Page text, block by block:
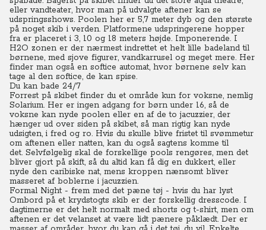
eller vandteater, hvor man på udvalgte aftener kan se
udspringsshows. Poolen her er 5,7 meter dyb og den største
på noget skib i verden. Platformene udspringerene hopper
fra er placeret i 3, 10 og 18 meters højde. Imponerende. I
H2O zonen er der nærmest indrettet et helt lille badeland til
børnene, med sjove figurer, vandkarrusel og meget mere. Her
finder man også en softice automat, hvor børnene selv kan
tage al den softice, de kan spise.
Du kan bade 24/7
Forrest på skibet finder du et område kun for voksne, nemlig
Solarium. Her er ingen adgang for børn under 16, så de
voksne kan nyde poolen eller en af de to jacuzzier, der
hænger ud over siden på skibet, så man rigtig kan nyde
udsigten, i fred og ro. Hvis du skulle blive fristet til svømmetur
om aftenen eller natten, kan du også sagtens komme til
det. Selvfølgelig skal de forskellige pools rengøres, men det
bliver gjort på skift, så du altid kan få dig en dukkert, eller
nyde den caribiske nat, mens kroppen nænsomt bliver
masseret af boblerne i jacuzzien.
Formal Night - frem med det pæne tøj - hvis du har lyst
Ombord på et krydstogts skib er der forskellig dresscode. I
dagtimerne er det helt normalt med shorts og t-shirt, men om
aftenen er det velanset at være lidt pænere påklædt. Der er